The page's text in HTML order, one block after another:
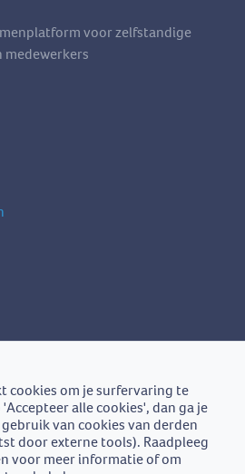
voor zelfstandige
medewerkers
nieuwsbrief
Schrijf je in
cookies om je surfervaring te
alle cookies', dan ga je
van cookies van derden
door externe tools). Raadpleeg
voor meer informatie of om